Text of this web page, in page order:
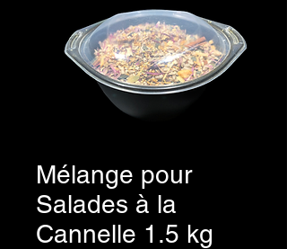
Mélange pour
Salades à la
Cannelle 1.5 kg